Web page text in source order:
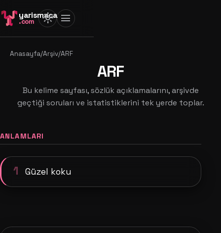
yarismaca
.com light_mode menu
Anasayfa/Arşiv/ARF
ARF
Bu kelime sayfası, sözlük açıklamalarını, arşivde
geçtiği soruları ve istatistiklerini tek yerde toplar.
ANLAMLARI
1 Güzel koku